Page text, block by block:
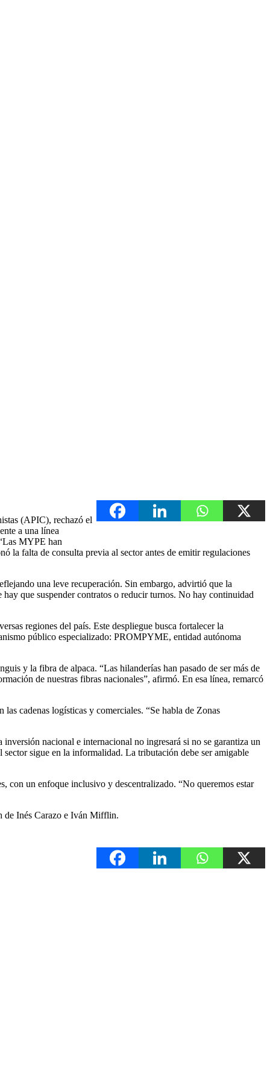
(APIC), rechazó el
a una línea
MYPE han
la falta de consulta previa al sector antes de emitir regulaciones
una leve recuperación. Sin embargo, advirtió que la
que suspender contratos o reducir turnos. No hay continuidad
regiones del país. Este despliegue busca fortalecer la
público especializado: PROMPYME, entidad autónoma
y la fibra de alpaca. “Las hilanderías han pasado de ser más de
de nuestras fibras nacionales”, afirmó. En esa línea, remarcó
cadenas logísticas y comerciales. “Se habla de Zonas
nacional e internacional no ingresará si no se garantiza un
sigue en la informalidad. La tributación debe ser amigable
con un enfoque inclusivo y descentralizado. “No queremos estar
de Inés Carazo e Iván Mifflin.